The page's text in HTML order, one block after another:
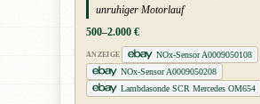
unruhiger Motorlauf
500–2.000 €
ANZEIGE
NOx-Sensor A0009050108
NOx-Sensor A0009050208
Lambdasonde SCR Mercedes OM654